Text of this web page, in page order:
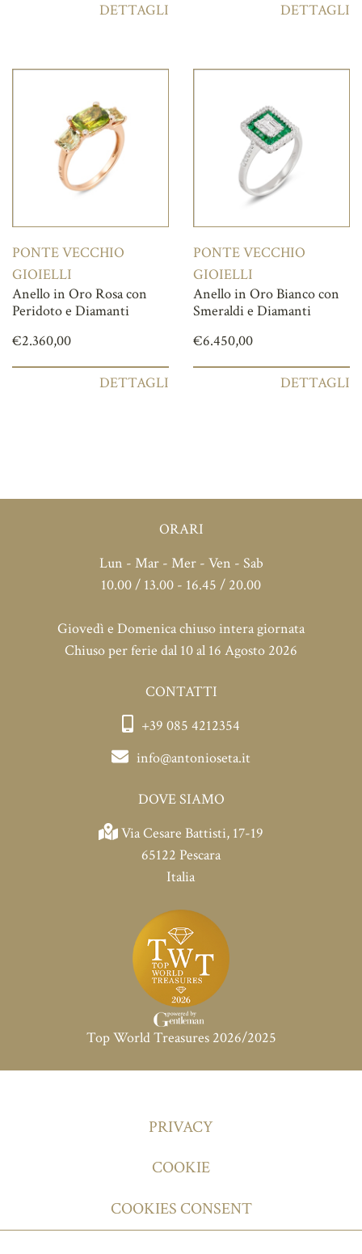
DETTAGLI DETTAGLI
PONTE VECCHIO
GIOIELLI
Anello in Oro Rosa con
Peridoto e Diamanti
€2.360,00
DETTAGLI
PONTE VECCHIO
GIOIELLI
Anello in Oro Bianco con
Smeraldi e Diamanti
€6.450,00
DETTAGLI
ORARI
Lun - Mar - Mer - Ven - Sab
10.00 / 13.00 - 16.45 / 20.00
Giovedì e Domenica chiuso intera giornata
Chiuso per ferie dal 10 al 16 Agosto 2026
CONTATTI
+39 085 4212354
info@antonioseta.it
DOVE SIAMO
Via Cesare Battisti, 17-19
65122 Pescara
Italia
Top World Treasures 2026/2025
PRIVACY
COOKIE
COOKIES CONSENT